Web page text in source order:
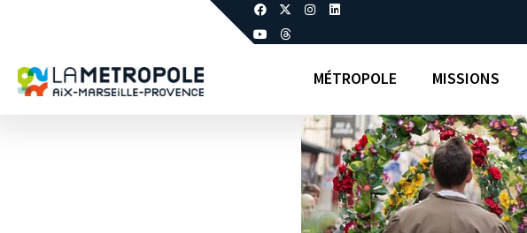
MÉTROPOLE MISSIONS